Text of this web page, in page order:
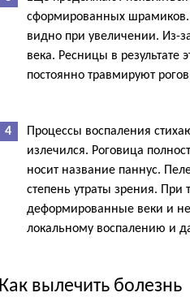
сформированных
видно при увеличении. Из-
века. Ресницы в результате
постоянно травмируют
Процессы воспаления
излечился. Роговица
носит название паннус.
степень утраты зрения. При
деформированные веки и
локальному воспалению и
Как вылечить болезнь